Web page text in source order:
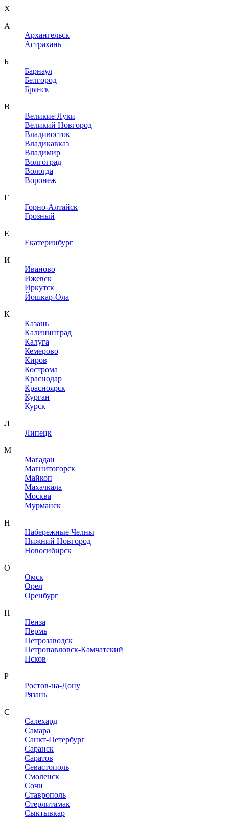
X
A
Архангельск
Астрахань
Б
Барнаул
Белгород
Брянск
В
Великие Луки
Великий Новгород
Владивосток
Владикавказ
Владимир
Волгоград
Вологда
Воронеж
Г
Горно-Алтайск
Грозный
Е
Екатеринбург
И
Иваново
Ижевск
Иркутск
Йошкар-Ола
К
Казань
Калининград
Калуга
Кемерово
Киров
Кострома
Краснодар
Красноярск
Курган
Курск
Л
Липецк
М
Магадан
Магнитогорск
Майкоп
Махачкала
Москва
Мурманск
Н
Набережные Челны
Нижний Новгород
Новосибирск
О
Омск
Орел
Оренбург
П
Пенза
Пермь
Петрозаводск
Петропавловск-Камчатский
Псков
Р
Ростов-на-Дону
Рязань
С
Салехард
Самара
Санкт-Петербург
Саранск
Саратов
Севастополь
Смоленск
Сочи
Ставрополь
Стерлитамак
Сыктывкар